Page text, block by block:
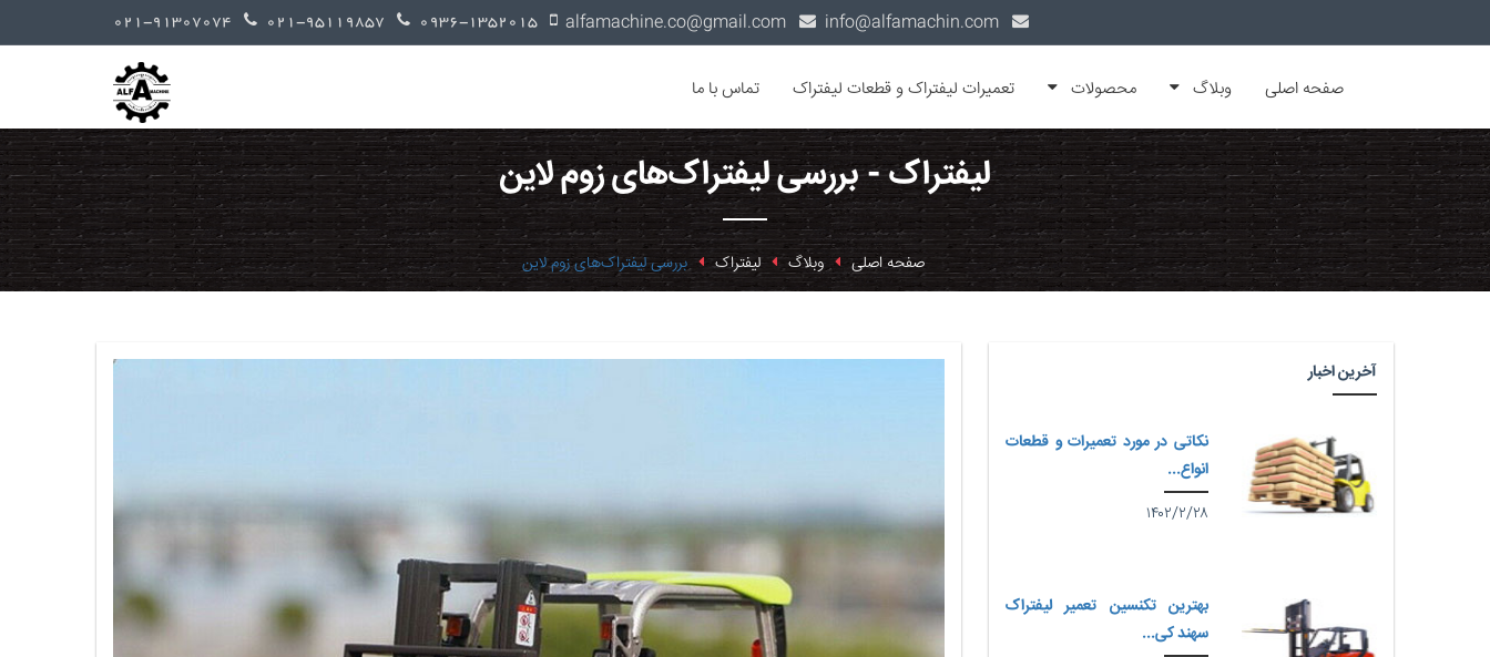
صفحه اصلی وبلاگ محصولات تعمیرات لیفتراک و قطعات لیفتراک تماس با ما
لیفتراک - بررسی لیفتراک‌های زوم لاین
صفحه اصلی وبلاگ لیفتراک بررسی لیفتراک‌های زوم لاین
آخرین اخبار
نکاتی در مورد تعمیرات و قطعات
انواع...
۱۴۰۲/۲/۲۸
بهترین تکنسین تعمیر لیفتراک
سهند کی...